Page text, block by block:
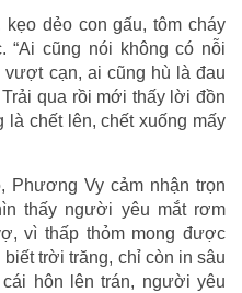
dẻo con gấu, tôm cháy
“Ai cũng nói không có nỗi
cạn, ai cũng hù là đau
qua rồi mới thấy lời đồn
là chết lên, chết xuống mấy
Vy cảm nhận trọn
thấy người yêu mắt rơm
vì thấp thỏm mong được
trời trăng, chỉ còn in sâu
hôn lên trán, người yêu